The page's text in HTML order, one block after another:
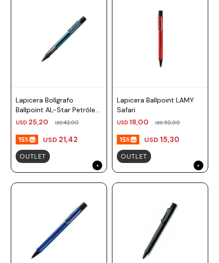
Lapicera Bolígrafo
Ballpoint AL-Star Petróleo
TM negro Lamy
USD 25,20 USD42,00
USD 21,42
OUTLET
Lapicera Ballpoint LAMY
Safari
USD 18,00 USD30,00
USD 15,30
OUTLET